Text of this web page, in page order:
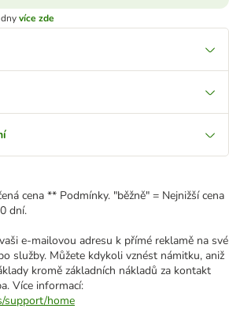
více zde
cena ** Podmínky. "běžně" = Nejnižší cena
dní.
e-mailovou adresu k přímé reklamě na své
služby. Můžete kdykoli vznést námitku, aniž
kromě základních nákladů za kontakt
Více informací:
support/home